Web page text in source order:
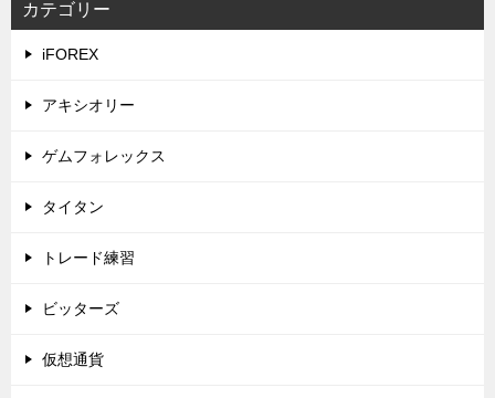
カテゴリー
iFOREX
アキシオリー
ゲムフォレックス
タイタン
トレード練習
ビッターズ
仮想通貨